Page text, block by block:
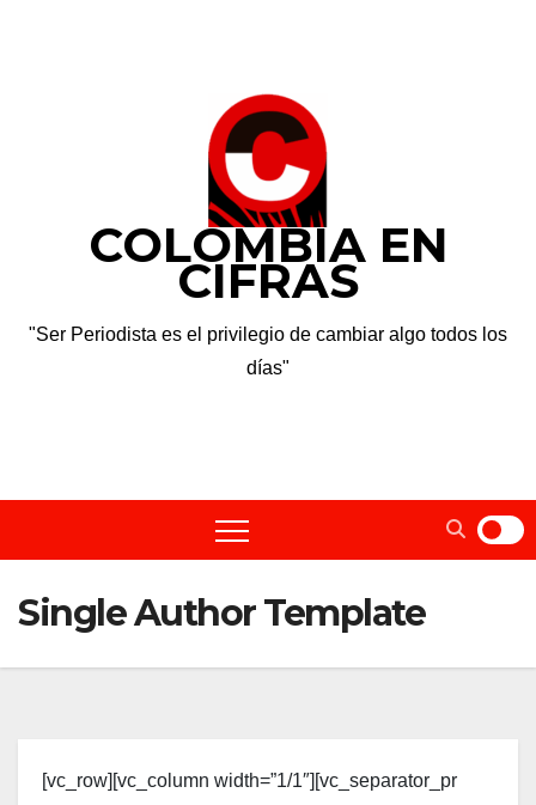
COLOMBIA EN
CIFRAS
"Ser Periodista es el privilegio de cambiar algo todos los
días"
Single Author Template
[vc_row][vc_column width=”1/1″][vc_separator_pr